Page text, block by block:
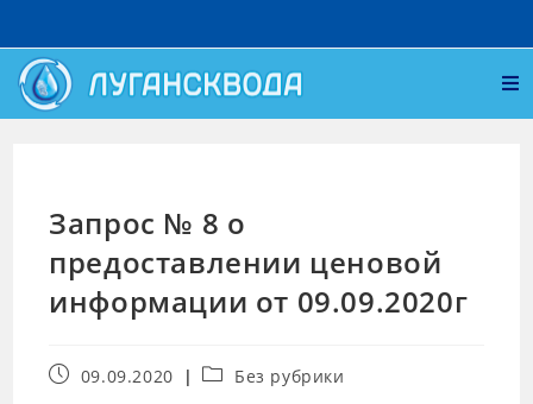
Запрос № 8 о
предоставлении ценовой
информации от 09.09.2020г
09.09.2020 Без рубрики